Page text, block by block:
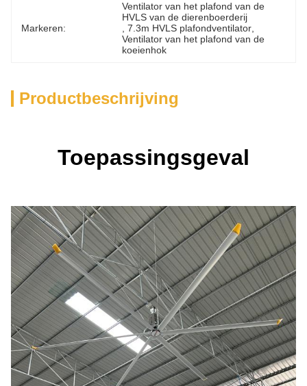
Markeren:
Ventilator van het plafond van de
HVLS van de dierenboerderij
, 7.3m HVLS plafondventilator
Ventilator van het plafond van de
koeienhok
Productbeschrijving
Toepassingsgeval